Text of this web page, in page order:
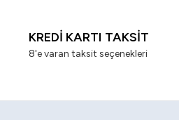
KREDİ KARTI TAKSİT
8'e varan taksit seçenekleri